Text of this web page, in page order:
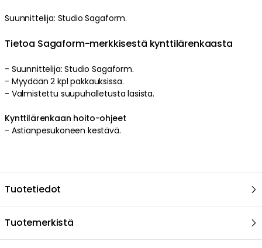
Suunnittelija: Studio Sagaform.
Tietoa Sagaform-merkkisestä kynttilärenkaasta
- Suunnittelija: Studio Sagaform.
- Myydään 2 kpl pakkauksissa.
- Valmistettu suupuhalletusta lasista.
Kynttilärenkaan hoito-ohjeet
- Astianpesukoneen kestävä.
Tuotetiedot
Tuotemerkistä